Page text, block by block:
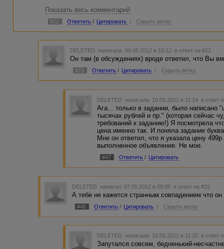
сижу и думаю кто из нас ненормальный.... и стоит ли
но неприятно...
Показать весь комментарий
#22 Ответить / Цитировать / Скрыть ветку
DELETED написала 06.05.2012 в 15:12 в ответ на #22
Он там (в обсуждениях) вроде ответил, что Вы
#23 Ответить / Цитировать / Скрыть ветку
DELETED написала 10.05.2012 в 11:14 в ответ
Ага... только в задании, было написано
тысячах рублей и пр." (которая сейчас
требований к заданию!) Я посмотрела
цена именно так. И поняла задание
Мне он ответил, что я указала цену
выполненное объявление. Не мое.
#47 Ответить / Цитировать
DELETED написал 07.05.2012 в 09:05 в ответ на #22
А тебе не кажется странным совпадением что
#46 Ответить / Цитировать / Скрыть ветку
DELETED написала 10.05.2012 в 11:20 в ответ
Запутался совсем, бедненький-